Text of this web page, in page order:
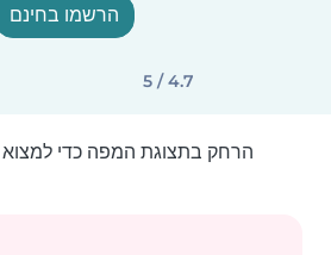
הרשמו בחינם
4.7 / 5
הרחק בתצוגת המפה כדי למצוא